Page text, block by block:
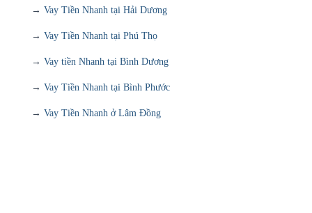
→ Vay Tiền Nhanh tại Hải Dương
→ Vay Tiền Nhanh tại Phú Thọ
→ Vay tiền Nhanh tại Bình Dương
→ Vay Tiền Nhanh tại Bình Phước
→ Vay Tiền Nhanh ở Lâm Đồng